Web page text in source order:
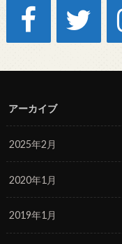
アーカイブ
2025年2月
2020年1月
2019年1月